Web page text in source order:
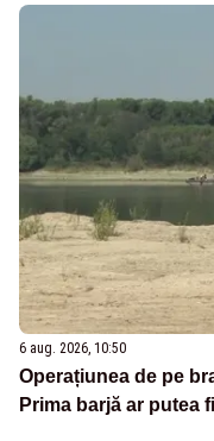
6 aug. 2026, 10:50
Operațiunea de pe
Prima barjă ar putea